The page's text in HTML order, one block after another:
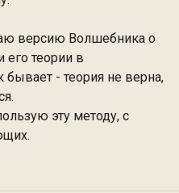
версию Волшебника о
его теории в
бывает - теория не верна,
эту методу, с